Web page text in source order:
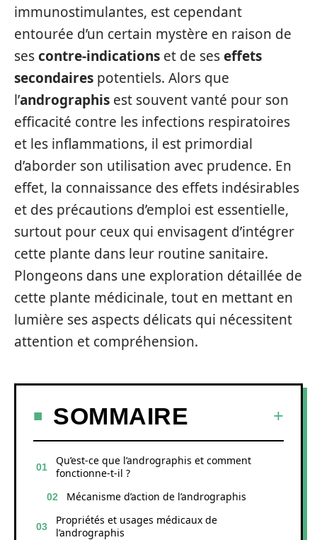
immunostimulantes, est cependant
entourée d’un certain mystère en raison de
sescontre-indications et de seseffets
secondaires potentiels. Alors que
l’andrographis est souvent vanté pour son
efficacité contre les infections respiratoires
et les inflammations, il est primordial
d’aborder son utilisation avec prudence. En
effet, la connaissance des effets indésirables
et des précautions d’emploi est essentielle,
surtout pour ceux qui envisagent d’intégrer
cette plante dans leur routine sanitaire.
Plongeons dans une exploration détaillée de
cette plante médicinale, tout en mettant en
lumière ses aspects délicats qui nécessitent
attention et compréhension.
SOMMAIRE
Qu’est-ce que l’andrographis et comment
fonctionne-t-il ?
Mécanisme d’action de l’andrographis
Propriétés et usages médicaux de
l’andrographis